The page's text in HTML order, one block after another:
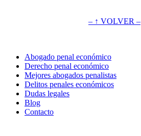
– ↑ VOLVER –
Abogado penal económico
Derecho penal económico
Mejores abogados penalistas
Delitos penales económicos
Dudas legales
Blog
Contacto